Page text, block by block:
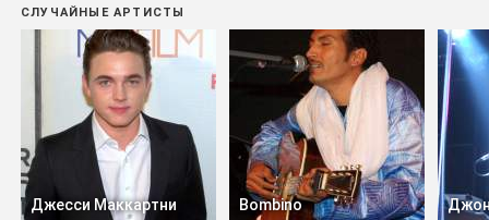
СЛУЧАЙНЫЕ АРТИСТЫ
Джесси Маккартни Bombino